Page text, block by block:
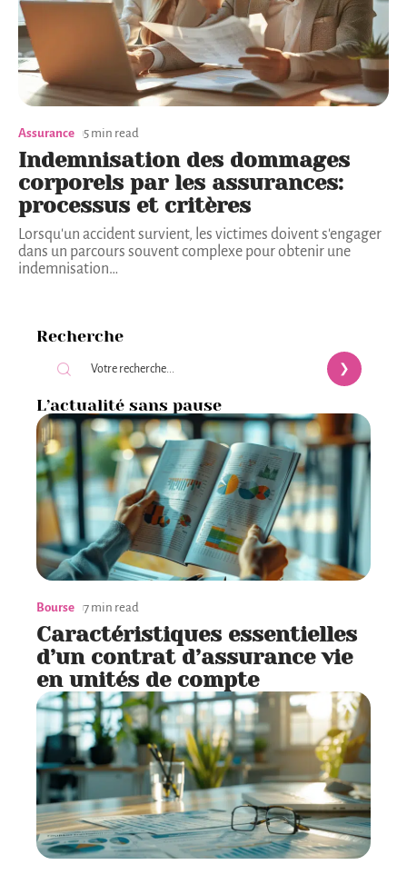
Assurance 5 min read
Indemnisation des dommages
corporels par les assurances:
processus et critères
Lorsqu'un accident survient, les victimes doivent s'engager
dans un parcours souvent complexe pour obtenir une
indemnisation…
Recherche
L’actualité sans pause
Bourse 7 min read
Caractéristiques essentielles
d’un contrat d’assurance vie
en unités de compte